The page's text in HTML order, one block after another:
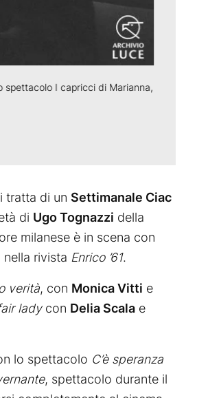
spettacolo I capricci di Marianna,
tratta di un Settimanale Ciac
di Ugo Tognazzi della
milanese è in scena con
nella rivista Enrico ’61.
verità, con Monica Vitti e
ladycon Delia Scala e
lo spettacolo C’è speranza
, spettacolo durante il